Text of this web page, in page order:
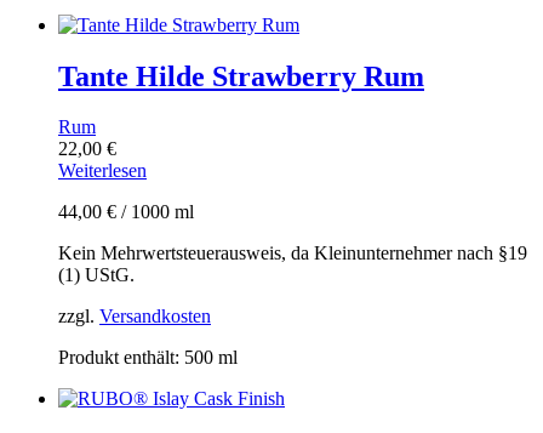
Tante Hilde Strawberry Rum
Rum
22,00 €
Weiterlesen
44,00 € / 1000 ml
Kein Mehrwertsteuerausweis, da Kleinunternehmer nach §19
(1) UStG.
zzgl. Versandkosten
Produkt enthält: 500 ml